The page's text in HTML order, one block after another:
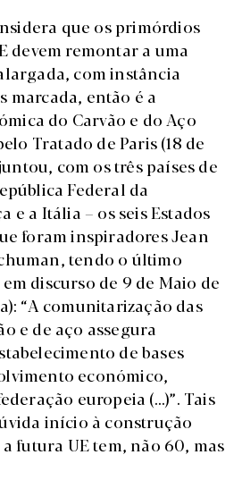
que os primórdios
devem remontar a uma
com instância
marcada, então é a
do Carvão e do Aço
Tratado de Paris (18 de
com os três países de
Federal da
e a Itália – os seis Estados
foram inspiradores Jean
tendo o último
discurso de 9 de Maio de
“A comunitarização das
e de aço assegura
de bases
económico,
europeia (...)”. Tais
início à construção
futura UE tem, não 60, mas